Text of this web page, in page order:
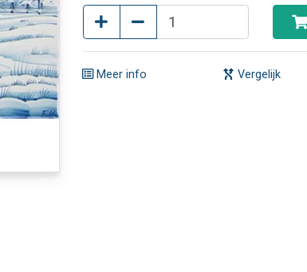
Meer info Vergelijk